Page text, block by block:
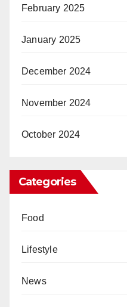
February 2025
January 2025
December 2024
November 2024
October 2024
Categories
Food
Lifestyle
News